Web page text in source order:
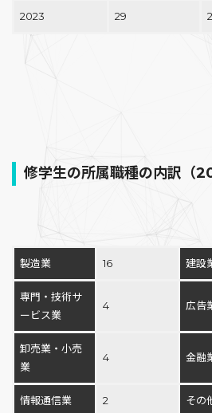
2023 29
修学生の所属職種の内訳（
製造業 16 建設
専門・技術サ
ービス業
4 広告
卸売業・小売
業
4 金融
情報通信業 2 その